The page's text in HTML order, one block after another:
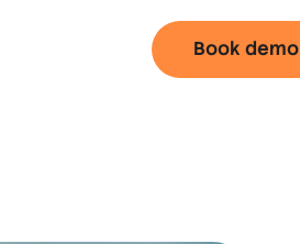
Book demo